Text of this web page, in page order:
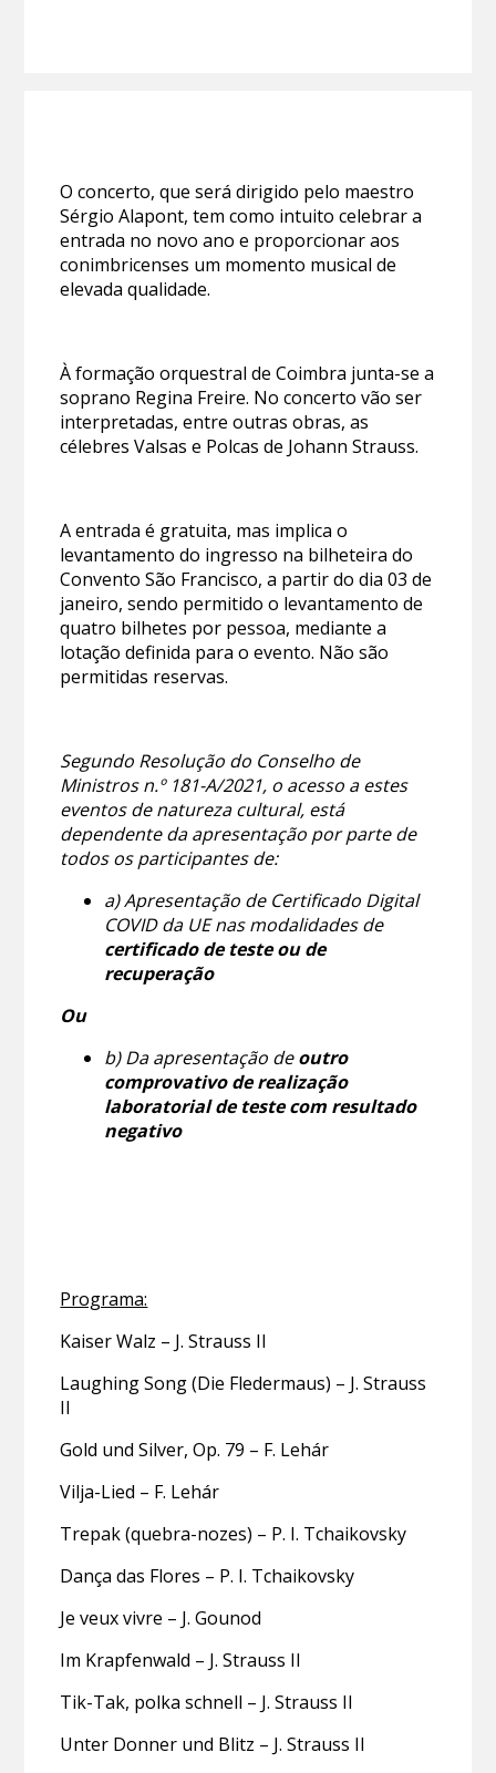
O concerto, que será dirigido pelo maestro
Sérgio Alapont, tem como intuito celebrar a
entrada no novo ano e proporcionar aos
conimbricenses um momento musical de
elevada qualidade.
À formação orquestral de Coimbra junta-se a
soprano Regina Freire. No concerto vão ser
interpretadas, entre outras obras, as
célebres Valsas e Polcas de Johann Strauss.
A entrada é gratuita, mas implica o
levantamento do ingresso na bilheteira do
Convento São Francisco, a partir do dia 03 de
janeiro, sendo permitido o levantamento de
quatro bilhetes por pessoa, mediante a
lotação definida para o evento. Não são
permitidas reservas.
Segundo Resolução do Conselho de
Ministros n.º 181-A/2021, o acesso a estes
eventos de natureza cultural, está
dependente da apresentação por parte de
todos os participantes de:
a) Apresentação de Certificado Digital
COVID da UE nas modalidades de
certificado de teste ou de
recuperação
Ou
b) Da apresentação deoutro
comprovativo de realização
laboratorial de teste com resultado
negativo
Programa:
Kaiser Walz – J. Strauss II
Laughing Song (Die Fledermaus) – J. Strauss
II
Gold und Silver, Op. 79 – F. Lehár
Vilja-Lied – F. Lehár
Trepak (quebra-nozes) – P. I. Tchaikovsky
Dança das Flores – P. I. Tchaikovsky
Je veux vivre – J. Gounod
Im Krapfenwald – J. Strauss II
Tik-Tak, polka schnell – J. Strauss II
Unter Donner und Blitz – J. Strauss II